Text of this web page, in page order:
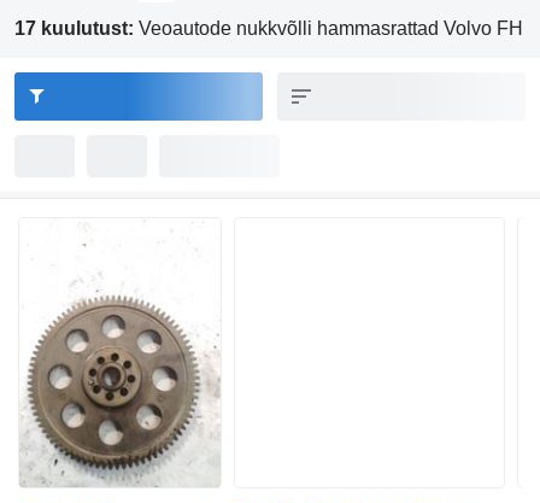
17 kuulutust: Veoautode nukkvõlli hammasrattad Volvo FH